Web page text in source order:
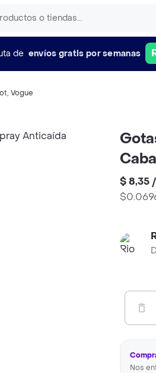
de envíos gratis por semanas
, Vogue
$ 8,35 /
Nos